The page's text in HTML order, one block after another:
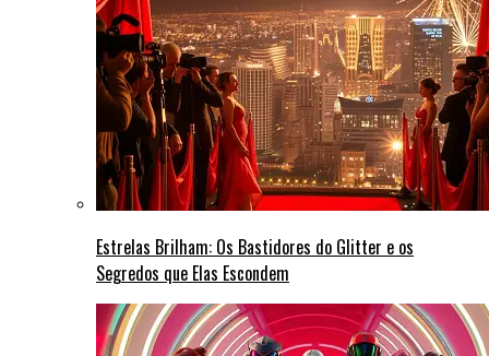
Estrelas Brilham: Os Bastidores do Glitter e os
Segredos que Elas Escondem